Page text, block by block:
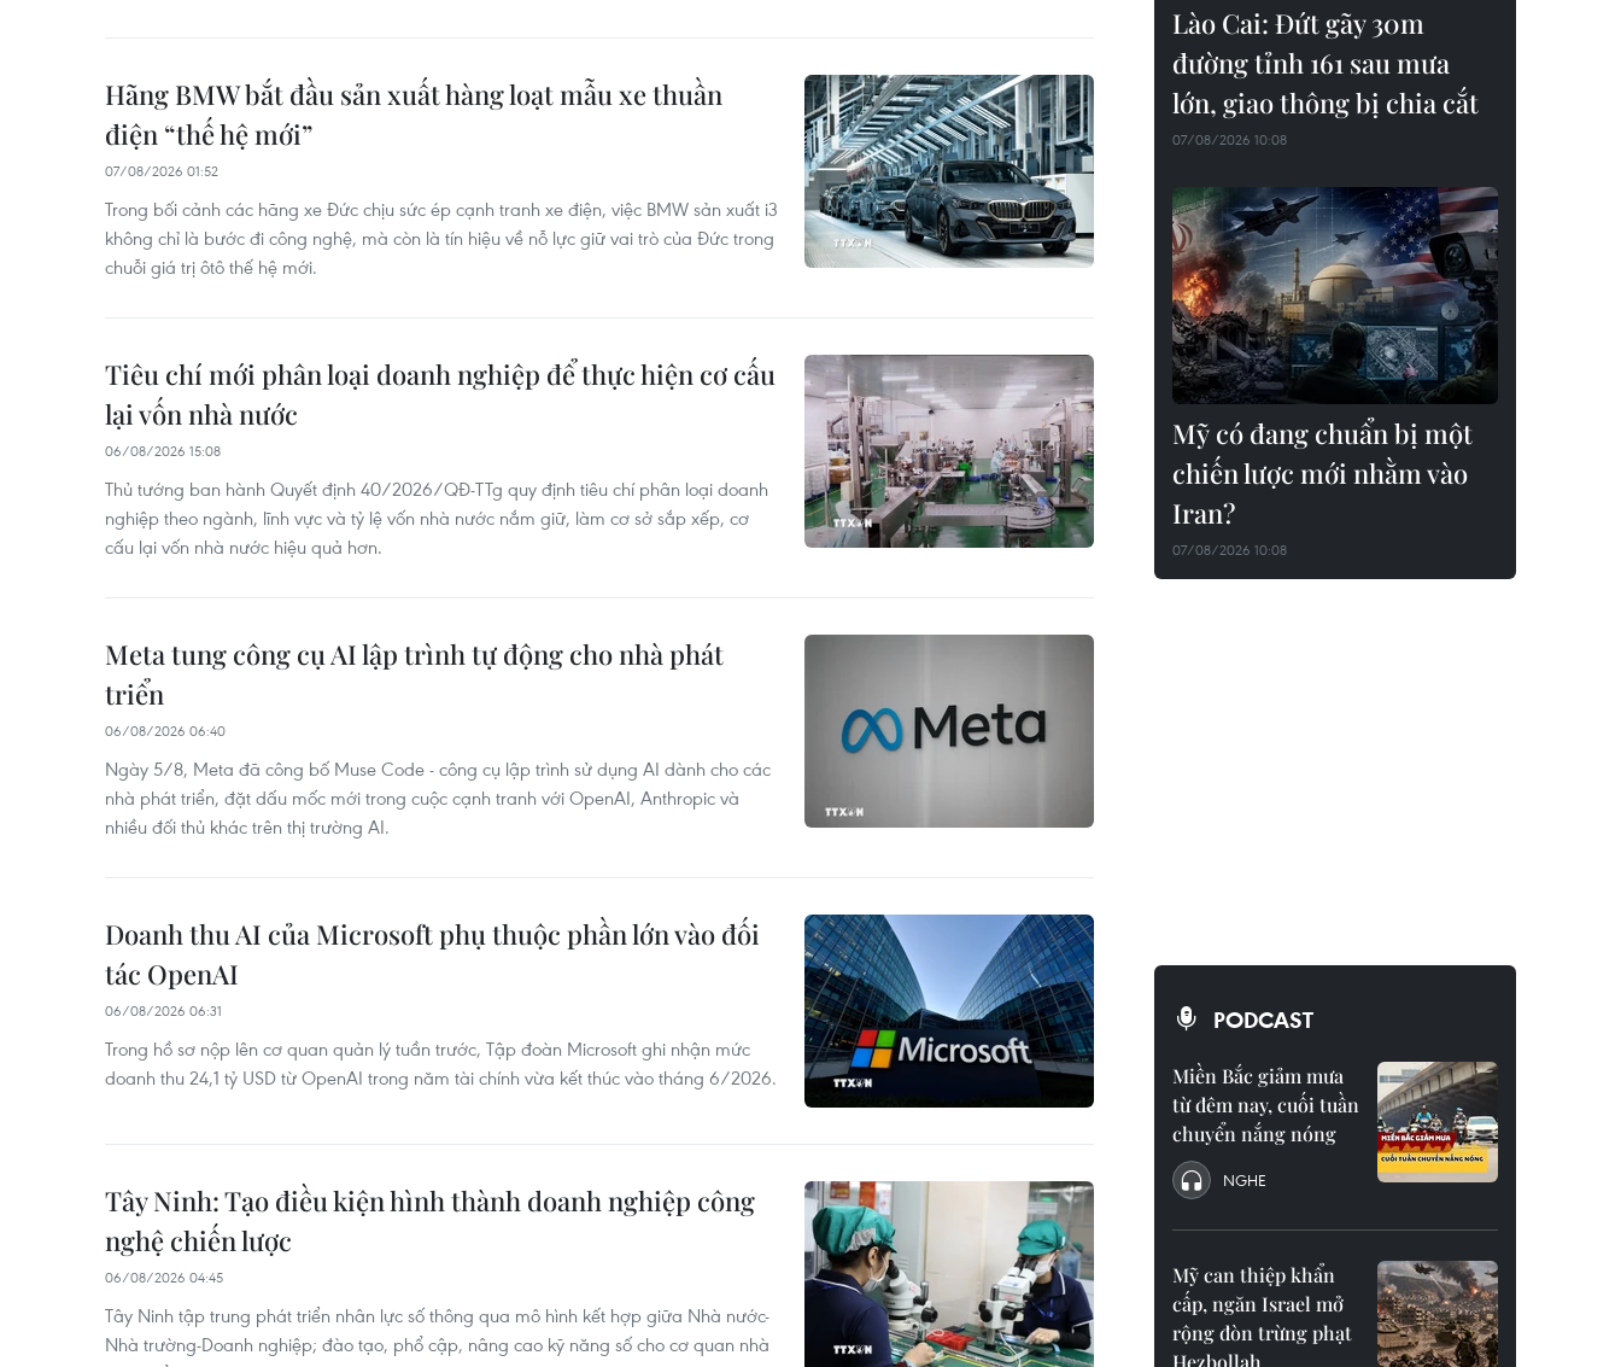
Hãng BMW bắt đầu sản xuất hàng loạt mẫu xe thuần
điện “thế hệ mới”
07/08/2026 01:52
Trong bối cảnh các hãng xe Đức chịu sức ép cạnh tranh xe điện, việc BMW sản xuất i3
không chỉ là bước đi công nghệ, mà còn là tín hiệu về nỗ lực giữ vai trò của Đức trong
chuỗi giá trị ôtô thế hệ mới.
Tiêu chí mới phân loại doanh nghiệp để thực hiện cơ cấu
lại vốn nhà nước
06/08/2026 15:08
Thủ tướng ban hành Quyết định 40/2026/QĐ-TTg quy định tiêu chí phân loại doanh
nghiệp theo ngành, lĩnh vực và tỷ lệ vốn nhà nước nắm giữ, làm cơ sở sắp xếp, cơ
cấu lại vốn nhà nước hiệu quả hơn.
Meta tung công cụ AI lập trình tự động cho nhà phát
triển
06/08/2026 06:40
Ngày 5/8, Meta đã công bố Muse Code - công cụ lập trình sử dụng AI dành cho các
nhà phát triển, đặt dấu mốc mới trong cuộc cạnh tranh với OpenAI, Anthropic và
nhiều đối thủ khác trên thị trường AI.
Doanh thu AI của Microsoft phụ thuộc phần lớn vào đối
tác OpenAI
06/08/2026 06:31
Trong hồ sơ nộp lên cơ quan quản lý tuần trước, Tập đoàn Microsoft ghi nhận mức
doanh thu 24,1 tỷ USD từ OpenAI trong năm tài chính vừa kết thúc vào tháng 6/2026.
Tây Ninh: Tạo điều kiện hình thành doanh nghiệp công
nghệ chiến lược
06/08/2026 04:45
Tây Ninh tập trung phát triển nhân lực số thông qua mô hình kết hợp giữa Nhà nước-
Nhà trường-Doanh nghiệp; đào tạo, phổ cập, nâng cao kỹ năng số cho cơ quan nhà
Lào Cai: Đứt gãy 30m
đường tỉnh 161 sau mưa
lớn, giao thông bị chia cắt
07/08/2026 10:08
Mỹ có đang chuẩn bị một
chiến lược mới nhằm vào
Iran?
07/08/2026 10:08
PODCAST
Miền Bắc giảm mưa
từ đêm nay, cuối tuần
chuyển nắng nóng
NGHE
Mỹ can thiệp khẩn
cấp, ngăn Israel mở
rộng đòn trừng phạt
Hezbollah